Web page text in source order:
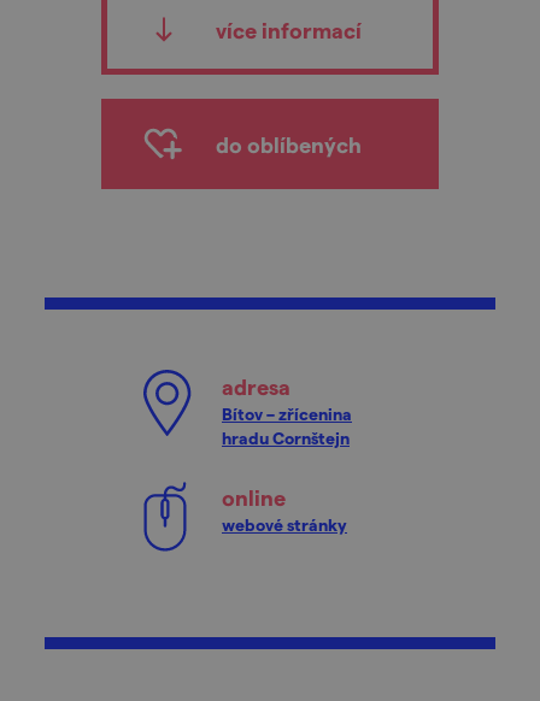
více informací
do oblíbených
adresa
Bítov – zřícenina
hradu Cornštejn
online
webové stránky